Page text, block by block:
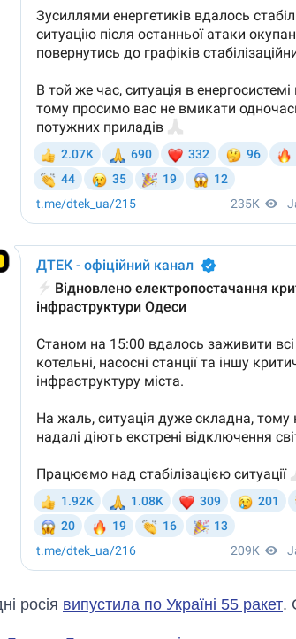
росія випустила по Україні 55 ракет.